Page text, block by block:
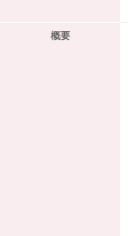
概要